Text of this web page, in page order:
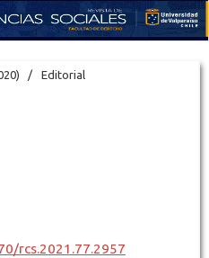
/ Editorial
rcs.2021.77.2957